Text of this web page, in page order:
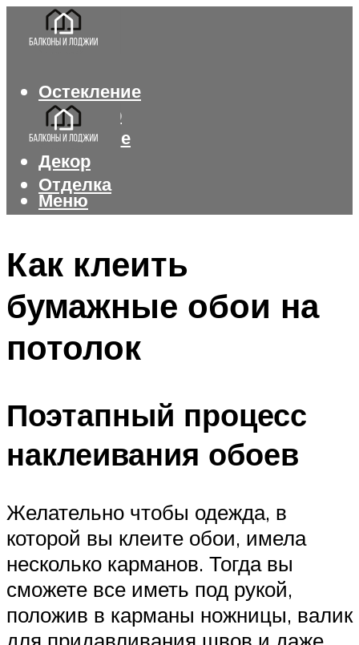
Остекление
Интерьер
Утепление
Декор
Отделка
Меню
Как клеить
бумажные обои на
потолок
Поэтапный процесс
наклеивания обоев
Желательно чтобы одежда, в
которой вы клеите обои, имела
несколько карманов. Тогда вы
сможете все иметь под рукой,
положив в карманы ножницы, валик